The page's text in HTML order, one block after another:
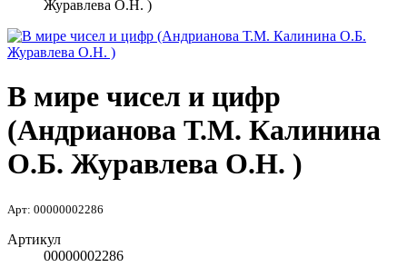
Журавлева О.Н. )
В мире чисел и цифр
(Андрианова Т.М. Калинина
О.Б. Журавлева О.Н. )
Арт: 00000002286
Артикул
00000002286